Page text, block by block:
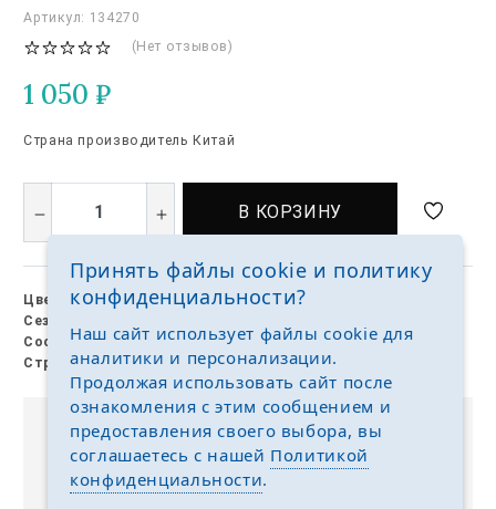
Артикул: 134270
(Нет отзывов)
1 050 ₽
Страна производитель Китай
В КОРЗИНУ
Цвет:
кремовый
Сезон:
Состав: хлопок, полиэстер
Страна: Китай
Выкуп без размерных рядов
Отгружаем любые размеры одежды и обуви на
ваш выбор
Принять файлы cookie и политику
конфиденциальности?
Наш сайт использует файлы cookie для
аналитики и персонализации.
Продолжая использовать сайт после
ознакомления с этим сообщением и
предоставления своего выбора, вы
соглашаетесь с нашей Политикой
конфиденциальности.